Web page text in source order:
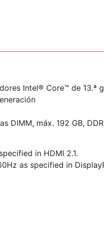
Intel® Core™ de 13.ª
DIMM, máx. 192 GB,
in HDMI 2.1.
as specified in